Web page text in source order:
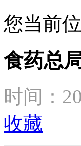
您当前
食药总
时间：
收藏